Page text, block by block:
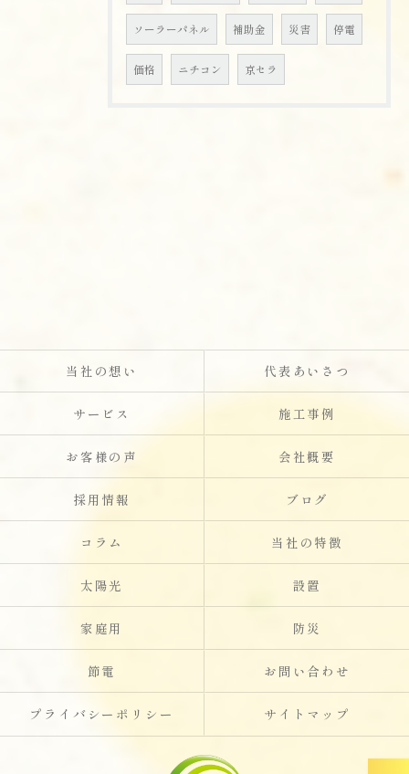
ソーラーパネル 補助金 災害 停電
価格 ニチコン 京セラ
当社の想い 代表あいさつ
サービス 施工事例
お客様の声 会社概要
採用情報 ブログ
コラム 当社の特徴
太陽光 設置
家庭用 防災
節電 お問い合わせ
プライバシーポリシー サイトマップ